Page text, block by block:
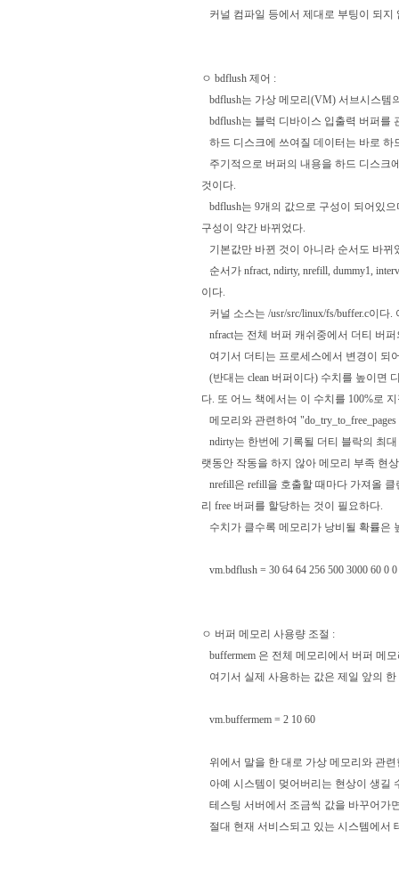
커널 컴파일 등에서 제대로 부팅이 되지
ㅇ bdflush 제어 :
bdflush는 가상 메모리(VM) 서브시스템
bdflush는 블럭 디바이스 입출력 버퍼를
하드 디스크에 쓰여질 데이터는 바로 하
주기적으로 버퍼의 내용을 하드 디스크
것이다.
bdflush는 9개의 값으로 구성이 되어있으
구성이 약간 바뀌었다.
기본값만 바뀐 것이 아니라 순서도 바뀌
순서가 nfract, ndirty, nrefill, dummy1,
이다.
커널 소스는 /usr/src/linux/fs/buffer.c이
nfract는 전체 버퍼 캐쉬중에서 더티 버
여기서 더티는 프로세스에서 변경이 되
(반대는 clean 버퍼이다) 수치를 높이면
다. 또 어느 책에서는 이 수치를 100%로
메모리와 관련하여
ndirty는 한번에 기록될 더티 블락의 최
랫동안 작동을 하지 않아 메모리 부족 현
nrefill은 refill을 호출할 때마다 가져올
리 free 버퍼를 할당하는 것이 필요하다.
수치가 클수록 메모리가 낭비될 확률은
vm.bdflush = 30 64 64 256 500 3000 60 0 0
ㅇ 버퍼 메모리 사용량 조절 :
buffermem 은 전체 메모리에서 버퍼 메
여기서 실제 사용하는 값은 제일 앞의
vm.buffermem = 2 10 60
위에서 말을 한 대로 가상 메모리와 관
아예 시스템이 멎어버리는 현상이 생길
테스팅 서버에서 조금씩 값을 바꾸어가
절대 현재 서비스되고 있는 시스템에서